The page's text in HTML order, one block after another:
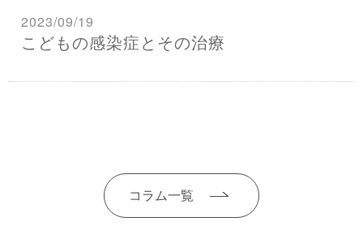
2023/09/19
こどもの感染症とその治療
コラム一覧